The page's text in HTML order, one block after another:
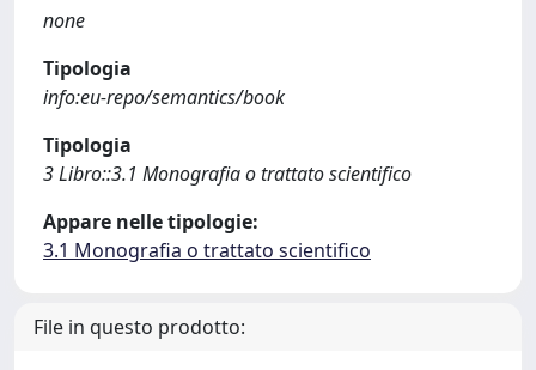
none
Tipologia
info:eu-repo/semantics/book
Tipologia
3 Libro::3.1 Monografia o trattato scientifico
Appare nelle tipologie:
3.1 Monografia o trattato scientifico
File in questo prodotto: